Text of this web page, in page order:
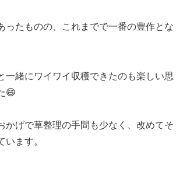
ったものの、これまでで一番の豊作とな
一緒にワイワイ収穫できたのも楽しい思
😄
かげで草整理の手間も少なく、改めてそ
います。